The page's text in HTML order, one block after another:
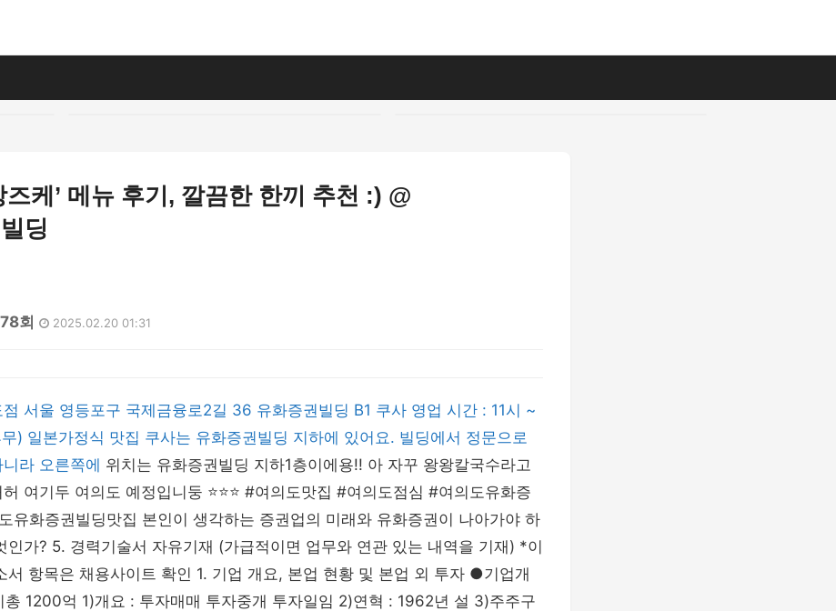
즈케’ 메뉴 후기, 깔끔한 한끼 추천 :) @
딩
회 2025.02.20 01:31
서울 영등포구 국제금융로2길 36 유화증권빌딩 B1 쿠사 영업 시간 : 11시 ~
) 일본가정식 맛집 쿠사는 유화증권빌딩 지하에 있어요. 빌딩에서 정문으로
라 오른쪽에 위치는 유화증권빌딩 지하1층이에용!! 아 자꾸 왕왕칼국수라고
여기두 여의도 예정입니둥 ⭐️⭐️⭐️ #여의도맛집 #여의도점심 #여의도유화증
유화증권빌딩맛집 본인이 생각하는 증권업의 미래와 유화증권이 나아가야 하
인가? 5. 경력기술서 자유기재 (가급적이면 업무와 연관 있는 내역을 기재) *이
서 항목은 채용사이트 확인 1. 기업 개요, 본업 현황 및 본업 외 투자 ●기업개
총 1200억 1)개요 : 투자매매 투자중개 투자일임 2)연혁 : 1962년 설 3)주주구